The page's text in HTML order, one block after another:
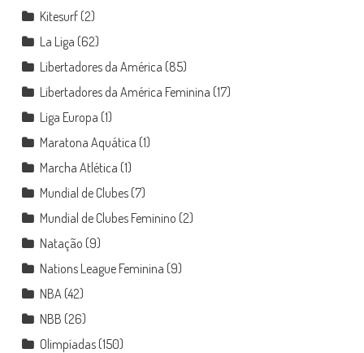
Kitesurf(2)
La Liga (62)
Libertadores da América (85)
Libertadores da América Feminina (17)
Liga Europa (1)
Maratona Aquática (1)
Marcha Atlética (1)
Mundial de Clubes(7)
Mundial de Clubes Feminino (2)
Natação (9)
Nations League Feminina (9)
NBA(42)
NBB (26)
Olimpíadas(150)